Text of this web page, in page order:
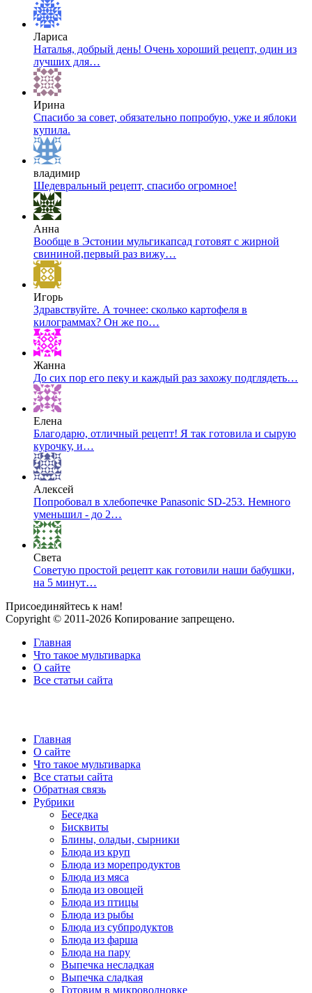
Лариса
Наталья, добрый день! Очень хороший рецепт, один из
лучших для…
Ирина
Спасибо за совет, обязательно попробую, уже и яблоки
купила.
владимир
Шедевральный рецепт, спасибо огромное!
Анна
Вообще в Эстонии мульгикапсад готовят с жирной
свининой,первый раз вижу…
Игорь
Здравствуйте. А точнее: сколько картофеля в
килограммах? Он же по…
Жанна
До сих пор его пеку и каждый раз захожу подглядеть…
Елена
Благодарю, отличный рецепт! Я так готовила и сырую
курочку, и…
Алексей
Попробовал в хлебопечке Panasonic SD-253. Немного
уменьшил - до 2…
Света
Советую простой рецепт как готовили наши бабушки,
на 5 минут…
Присоединяйтесь к нам!
Copyright © 2011-2026 Копирование запрещено.
Главная
Что такое мультиварка
О сайте
Все статьи сайта
Главная
О сайте
Что такое мультиварка
Все статьи сайта
Обратная связь
Рубрики
Беседка
Бисквиты
Блины, оладьи, сырники
Блюда из круп
Блюда из морепродуктов
Блюда из мяса
Блюда из овощей
Блюда из птицы
Блюда из рыбы
Блюда из субпродуктов
Блюда из фарша
Блюда на пару
Выпечка несладкая
Выпечка сладкая
Готовим в микроволновке